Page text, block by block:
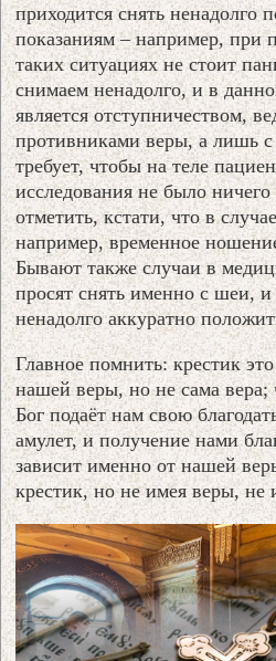
приходится снять ненадолго
показаниям – например,
таких ситуациях не стоит
снимаем ненадолго, и в
является отступничеством,
противниками веры, а лишь с
требует, чтобы на теле
исследования не было
отметить, кстати, что в
например, временное
Бывают также случаи в
просят снять именно с шеи, и
ненадолго аккуратно
Главное помнить: крестик
нашей веры, но не сама вера;
Бог подаёт нам свою
амулет, и получение нами
зависит именно от нашей
крестик, но не имея веры, не